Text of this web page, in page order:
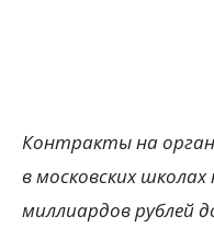
Контракты на
в московских
миллиардов рублей